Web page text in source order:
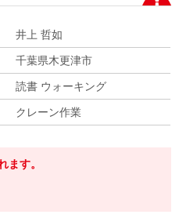
井上 哲如
千葉県木更津市
読書 ウォーキング
クレーン作業
ます。